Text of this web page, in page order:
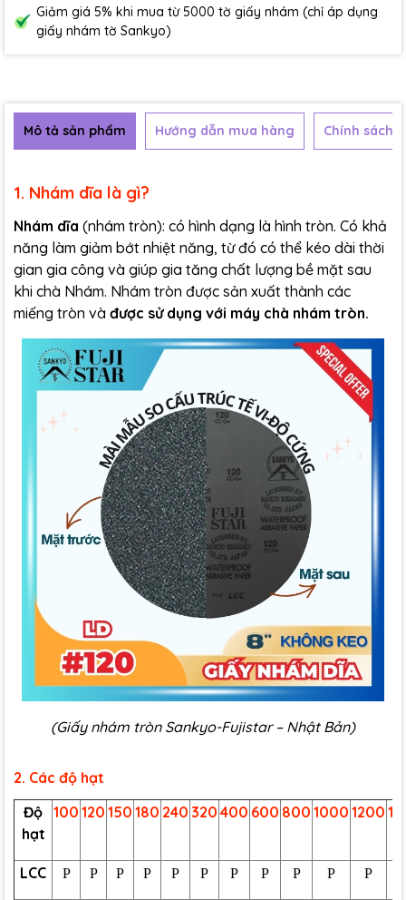
Giảm giá 5% khi mua từ 5000 tờ giấy nhám (chỉ áp dụng
giấy nhám tờ Sankyo)
Mô tả sản phẩm Hướng dẫn mua hàng Chính sách
1. Nhám dĩa là gì?
Nhám dĩa (nhám tròn): có hình dạng là hình tròn. Có khả
năng làm giảm bớt nhiệt năng, từ đó có thể kéo dài thời
gian gia công và giúp gia tăng chất lượng bề mặt sau
khi chà Nhám. Nhám tròn được sản xuất thành các
miếng tròn và được sử dụng với máy chà nhám tròn.
(Giấy nhám tròn Sankyo-Fujistar – Nhật Bản)
2. Các độ hạt
Độ
hạt
100 120 150 180 240 320 400 600 800 1000 1200
LCC P P P P P P P P P P P